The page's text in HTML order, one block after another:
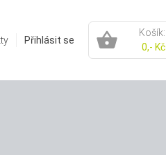
Přihlásit se
Košík:
0,- Kč